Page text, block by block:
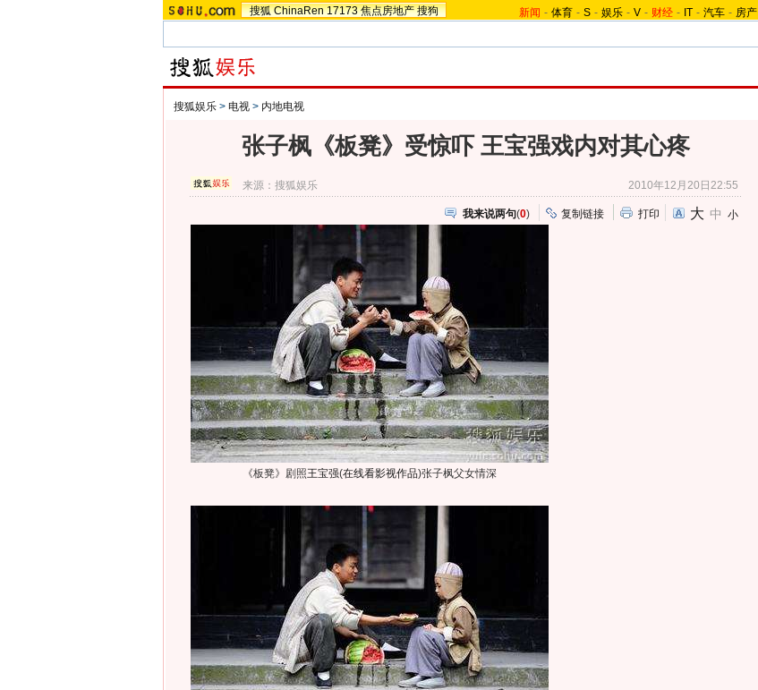
搜狐 ChinaRen 17173 焦点房地产 搜狗 新闻 - 体育 - S - 娱乐 - V - 财经 - IT - 汽车 - 房产
搜狐娱乐 > 电视 > 内地电视
张子枫《板凳》受惊吓 王宝强戏内对其心疼
来源：搜狐娱乐 2010年12月20日22:55
我来说两句(0) 复制链接 打印 大 中 小
《板凳》剧照王宝强(在线看影视作品)张子枫父女情深